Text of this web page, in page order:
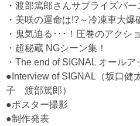
・渡部篤郎さんサプライズバー
・美咲の運命は!?～冷凍車大爆
・鬼気迫る･･･！圧巻のアクシ
・超秘蔵 NGシーン集！
・The end of SIGNAL オール
●Interview of SIGNAL（坂口
子 渡部篤郎）
●ポスター撮影
●制作発表